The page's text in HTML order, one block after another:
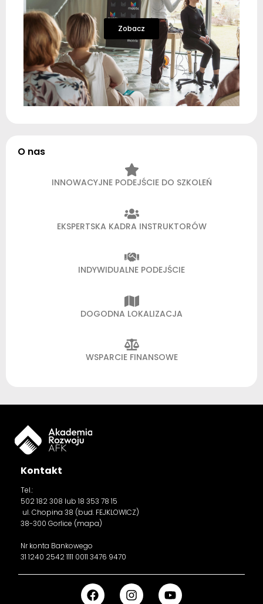
Zobacz
O nas
INNOWACYJNE PODEJŚCIE DO SZKOLEŃ
EKSPERTSKA KADRA INSTRUKTORÓW
INDYWIDUALNE PODEJŚCIE
DOGODNA LOKALIZACJA
WSPARCIE FINANSOWE
Kontakt
Tel.:
502 182 308 lub 18 353 78 15
ul. Chopina 38 (bud. FEJKLOWICZ)
38-300 Gorlice (mapa)
Nr konta Bankowego
31 1240 2542 1111 0011 3476 9470